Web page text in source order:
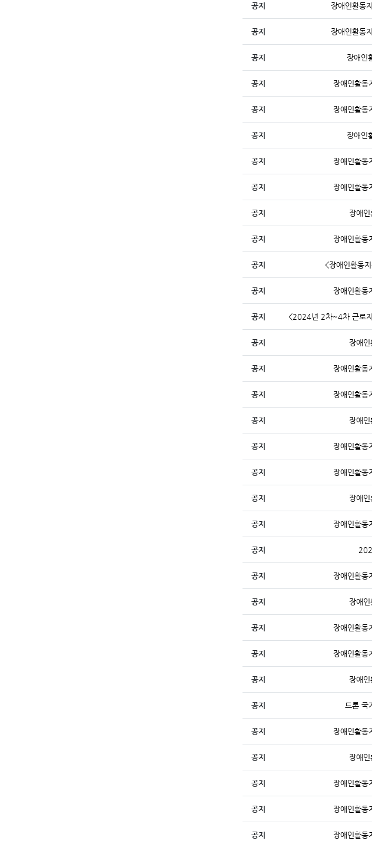
공지 장애인활동
공지 장애인활동
공지 장애인
공지 장애인활
공지 장애인활
공지 장애인
공지 장애인활
공지 장애인활
공지 장애
공지 장애인활
공지 <장애인활동
공지 장애인활
공지 <2024년 2차~4차 근로
공지 장애
공지 장애인활
공지 장애인활
공지 장애
공지 장애인활
공지 장애인활
공지 장애
공지 장애인활
공지
공지 장애인활
공지 장애
공지 장애인활
공지 장애인활
공지 장애
공지 드론
공지 장애인활
공지 장애
공지 장애인활
공지 장애인활
공지 장애인활